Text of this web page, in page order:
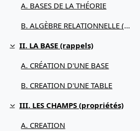
A. BASES DE LA THÉORIE
B. ALGÈBRE RELATIONNELLE (débuter avec)
Replier
II. LA BASE (rappels)
A. CRÉATION D'UNE BASE
B. CREATION D'UNE TABLE
Replier
III. LES CHAMPS (propriétés)
A. CREATION